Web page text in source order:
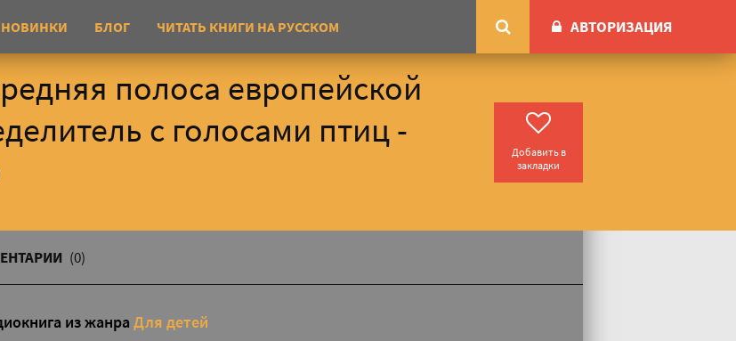
НОВИНКИ БЛОГ ЧИТАТЬ КНИГИ НА РУССКОМ АВТОРИЗАЦИЯ
полоса европейской
с голосами птиц -
Добавить в
закладки
(0)
из жанра Для детей